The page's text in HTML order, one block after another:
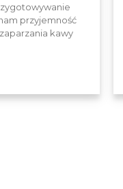
przyjemność
kawy